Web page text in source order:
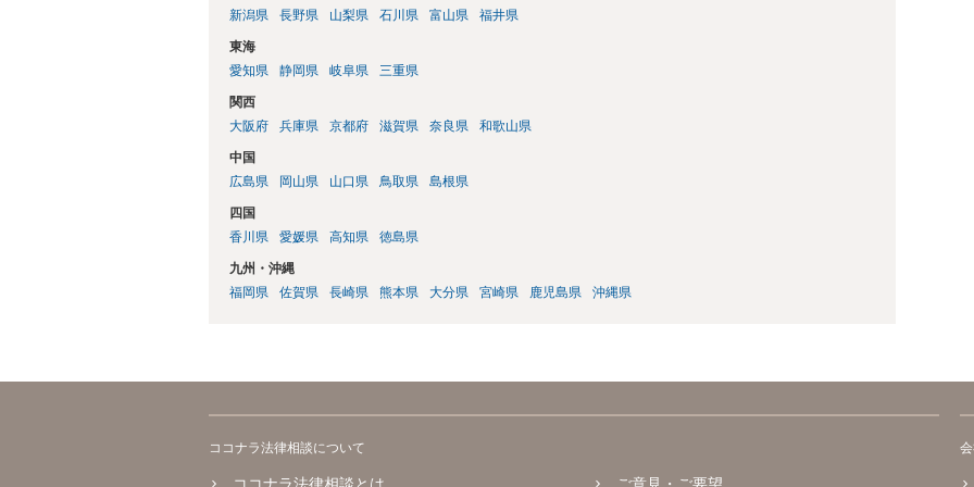
新潟県
長野県 山梨県 石川県 富山県 福井県
東海
愛知県
静岡県 岐阜県 三重県
関西
大阪府
兵庫県 京都府 滋賀県 奈良県 和歌山県
中国
広島県
岡山県 山口県 鳥取県 島根県
四国
香川県
愛媛県 高知県 徳島県
九州・沖縄
福岡県
佐賀県 長崎県 熊本県 大分県 宮崎県 鹿児島県 沖縄県
ココナラ法律相談について